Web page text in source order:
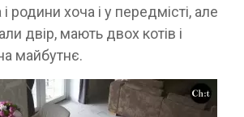
родини хоча і у передмісті, але
двір, мають двох котів і
майбутнє.